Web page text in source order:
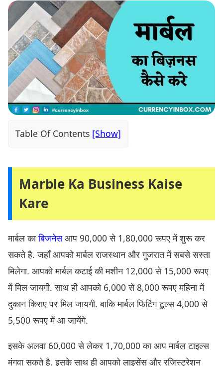
Table Of Contents
Marble Ka Business Kaise
Kare
मार्बल काबिजनेसआप 90,000 से 1,80,000 रूपए में शुरू कर
सकते है. जहाँ आपको मार्बल राजस्थान और गुजरात में सबसे सस्ता
मिलेगा. आपको मार्बल कटाई की मशीन 12,000 से 15,000 रूपए
में मिल जायगी. साथ ही आपको 6,000 से 8,000 रूपए महिना में
दुकान किराए पर मिल जायगी. बाकि मार्बल फिटिंग टूल्स 4,000 से
5,500 रूपए में आ जायेंगे.
इसके अलवा 60,000 से लेकर 1,70,000 का आप मार्बल टाइल्स
मंगवा सकते है. इसके साथ ही आपको लाइसेंस और रजिस्ट्रेशन